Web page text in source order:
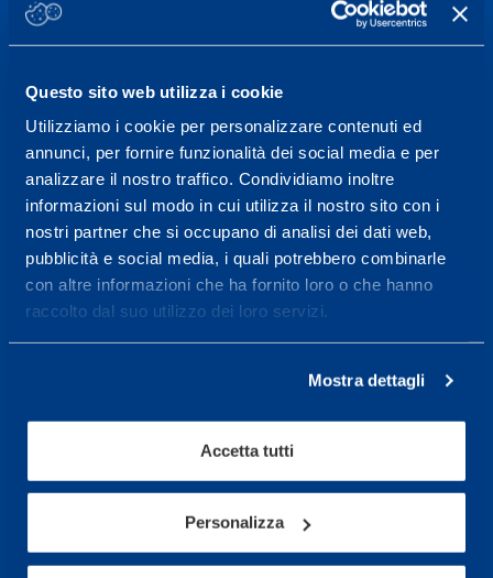
Questo sito web utilizza i cookie
Utilizziamo i cookie per personalizzare contenuti ed
annunci, per fornire funzionalità dei social media e per
analizzare il nostro traffico. Condividiamo inoltre
informazioni sul modo in cui utilizza il nostro sito con i
nostri partner che si occupano di analisi dei dati web,
pubblicità e social media, i quali potrebbero combinarle
con altre informazioni che ha fornito loro o che hanno
raccolto dal suo utilizzo dei loro servizi.
Mostra dettagli
Accetta tutti
Personalizza
Centro servizi per l'alta
prestazione ed il
wellness.
Maggiori informazioni
Servizi
Servizi Medici
Test di valutazione